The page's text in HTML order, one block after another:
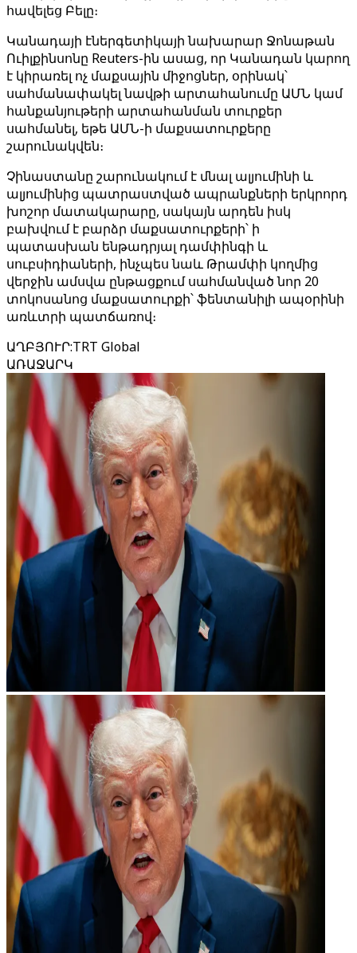
հավելեց Բելը։
Կանադայի էներգետիկայի նախարար Ջոնաթան
Ուիլքինսոնը Reuters-ին ասաց, որ Կանադան կարող
է կիրառել ոչ մաքսային միջոցներ, օրինակ՝
սահմանափակել նավթի արտահանումը ԱՄՆ կամ
հանքանյութերի արտահանման տուրքեր
սահմանել, եթե ԱՄՆ-ի մաքսատուրքերը
շարունակվեն։
Չինաստանը շարունակում է մնալ ալյումինի և
ալյումինից պատրաստված ապրանքների երկրորդ
խոշոր մատակարարը, սակայն արդեն իսկ
բախվում է բարձր մաքսատուրքերի՝ ի
պատասխան ենթադրյալ դամփինգի և
սուբսիդիաների, ինչպես նաև Թրամփի կողմից
վերջին ամսվա ընթացքում սահմանված նոր 20
տոկոսանոց մաքսատուրքի՝ ֆենտանիլի ապօրինի
առևտրի պատճառով։
ԱՂԲՅՈՒՐ:TRT Global
ԱՌԱՋԱՐԿ